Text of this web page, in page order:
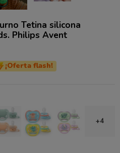
Tetina silicona
Philips Avent
¡Oferta flash!
+4